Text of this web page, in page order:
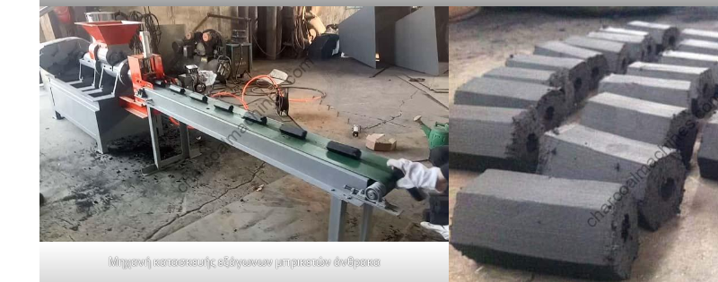
Μηχανή κατασκευής εξάγωνων μπρικετών άνθρακα